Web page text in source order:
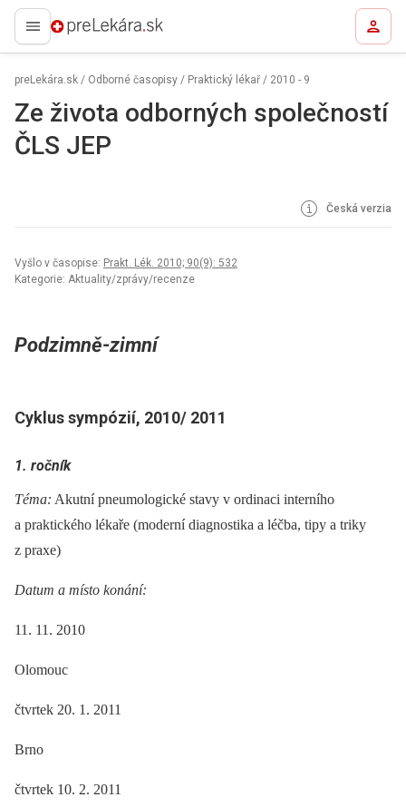
preLekára.sk
preLekára.sk / Odborné časopisy / Praktický lékař / 2010 - 9
Ze života odborných společností
ČLS JEP
Česká verzia
Vyšlo v časopise: Prakt. Lék. 2010; 90(9): 532
Kategorie: Aktuality/zprávy/recenze
Podzimně-zimní
Cyklus sympózií, 2010/ 2011
1. ročník
Téma: Akutní pneumologické stavy v ordinaci interního
a praktického lékaře (moderní diagnostika a léčba, tipy a triky
z praxe)
Datum a místo konání:
11. 11. 2010
Olomouc
čtvrtek 20. 1. 2011
Brno
čtvrtek 10. 2. 2011